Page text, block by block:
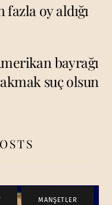
fazla oy aldığı
bayrağı
suç olsun
, MANŞETLER